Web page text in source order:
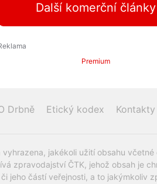
Další komerční články
Premium
Drbně Etický kodex Kontakty
vyhrazena, jakékoli užití obsahu
zpravodajství ČTK, jehož obsah je
jeho částí veřejnosti, a to jakýmkoliv